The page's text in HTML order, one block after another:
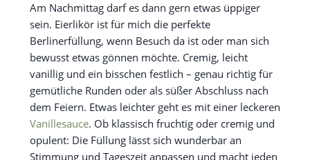
Am Nachmittag darf es dann gern etwas üppiger
sein. Eierlikör ist für mich die perfekte
Berlinerfüllung, wenn Besuch da ist oder man sich
bewusst etwas gönnen möchte. Cremig, leicht
vanillig und ein bisschen festlich – genau richtig für
gemütliche Runden oder als süßer Abschluss nach
dem Feiern. Etwas leichter geht es mit einer leckeren
Vanillesauce. Ob klassisch fruchtig oder cremig und
opulent: Die Füllung lässt sich wunderbar an
Stimmung und Tageszeit anpassen und macht jeden